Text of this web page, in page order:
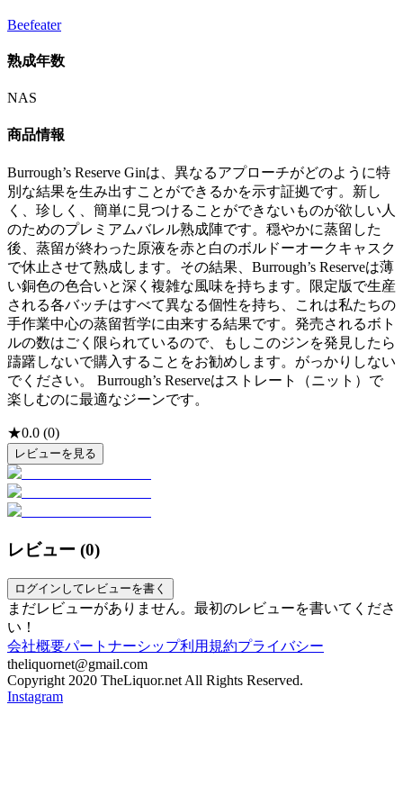
Beefeater
熟成年数
NAS
商品情報
Burrough’s Reserve Ginは、異なるアプローチがどのように特
別な結果を生み出すことができるかを示す証拠です。新し
く、珍しく、簡単に見つけることができないものが欲しい人
のためのプレミアムバレル熟成陣です。穏やかに蒸留した
後、蒸留が終わった原液を赤と白のボルドーオークキャスク
で休止させて熟成します。その結果、Burrough’s Reserveは薄
い銅色の色合いと深く複雑な風味を持ちます。限定版で生産
される各バッチはすべて異なる個性を持ち、これは私たちの
手作業中心の蒸留哲学に由来する結果です。発売されるボト
ルの数はごく限られているので、もしこのジンを発見したら
躊躇しないで購入することをお勧めします。がっかりしない
でください。 Burrough’s Reserveはストレート（ニット）で
楽しむのに最適なジーンです。
★0.0 (0)
レビューを見る
レビュー (0)
ログインしてレビューを書く
まだレビューがありません。最初のレビューを書いてくださ
い！
会社概要パートナーシップ利用規約プライバシー
theliquornet@gmail.com
Copyright 2020 TheLiquor.net All Rights Reserved.
Instagram